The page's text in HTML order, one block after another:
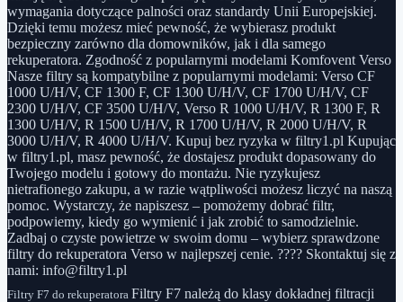
wymagania dotyczące palności oraz standardy Unii Europejskiej.
Dzięki temu możesz mieć pewność, że wybierasz produkt
bezpieczny zarówno dla domowników, jak i dla samego
rekuperatora. Zgodność z popularnymi modelami Komfovent Verso
Nasze filtry są kompatybilne z popularnymi modelami: Verso CF
1000 U/H/V, CF 1300 F, CF 1300 U/H/V, CF 1700 U/H/V, CF
2300 U/H/V, CF 3500 U/H/V, Verso R 1000 U/H/V, R 1300 F, R
1300 U/H/V, R 1500 U/H/V, R 1700 U/H/V, R 2000 U/H/V, R
3000 U/H/V, R 4000 U/H/V. Kupuj bez ryzyka w filtry1.pl Kupując
w filtry1.pl, masz pewność, że dostajesz produkt dopasowany do
Twojego modelu i gotowy do montażu. Nie ryzykujesz
nietrafionego zakupu, a w razie wątpliwości możesz liczyć na naszą
pomoc. Wystarczy, że napiszesz – pomożemy dobrać filtr,
podpowiemy, kiedy go wymienić i jak zrobić to samodzielnie.
Zadbaj o czyste powietrze w swoim domu – wybierz sprawdzone
filtry do rekuperatora Verso w najlepszej cenie. ???? Skontaktuj się z
nami: info@filtry1.pl
Filtry F7 do rekuperatora Filtry F7 należą do klasy dokładnej filtracji